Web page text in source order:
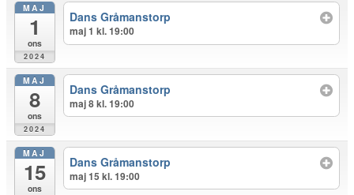
MAJ
1
ons
2024
Dans Gråmanstorp
maj 1 kl. 19:00
MAJ
8
ons
2024
Dans Gråmanstorp
maj 8 kl. 19:00
MAJ
15
ons
Dans Gråmanstorp
maj 15 kl. 19:00